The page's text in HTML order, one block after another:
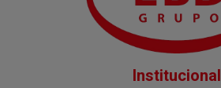
Institucional